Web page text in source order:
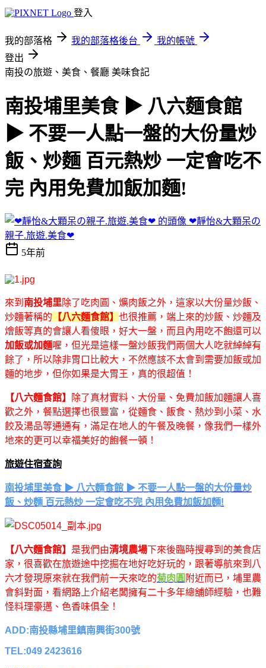
登入
我的部落格 我的部落格後台
我的帳號
登出
南投の旅遊、美食、餐廳 美味食記
南投埔里美食 ▶ 八六麵食館
▶ 不要一人點一盤的大份量炒
飯、炒麵 百元熱炒 一定會吃不
完 內用免費加飯加麵!
❤靜怡&大顆呆の
親子.旅遊.美食❤
5年前
來到 南投埔里除了吃肉圓、爌肉飯之外，這家以大份量炒飯、
炒麵著稱的 【八六麵食館】 也很推薦，端上來的炒飯、炒麵及
燴飯等真的會讓人看傻眼，好大一盤，而且內用吃不飽還可以
加飯或加麵喔，但光是這樣一盤炒飯我們兩個大人吃就綽綽有
餘了，所以除非胃口比較大，不然應該不太會到需要加飯或加
麵的地步，但你如果是大胃王，真的很超值！
【八六麵食館】
除了真材實料、大份量、免費加飯加麵讓人喜
歡之外，餐點選擇也很豐富，從麵食、飯食、熱炒到小菜、水
餃及湯品等通通有，滿足在地人的午餐及晚餐，像我們一樣外
地來的更可以幸福美好的飽餐一頓！
旅遊住宿查詢
南投埔里美食 ▶ 八六麵食館 ▶ 不要一人點一盤的大份量炒
飯、炒麵 百元熱炒 一定會吃不完 內用免費加飯加麵!
【八六麵食館】 是我們由清境農場下來後臨時搜尋到的美食店
家，很喜歡在旅遊途中挖掘在地好吃好玩的，跟著導航來到八
六才發現原來就在我們前一天來吃的菊肉圓 附近而已，埔里農
會斜對面，看網路上介紹老闆擁有二十多年總舖師經驗，也難
怪料理豪邁、色香味俱全！
ADD:南投縣埔里鎮南興街300號
TEL:049 2423616